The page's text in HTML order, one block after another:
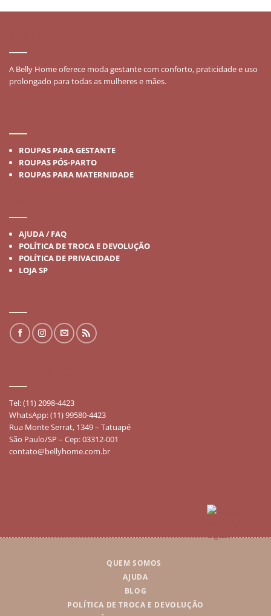
A Belly Home oferece moda gestante com conforto, praticidade e uso
prolongado para todas as mulheres e mães.
ROUPAS PARA GESTANTE
ROUPAS PÓS-PARTO
ROUPAS PARA MATERNIDADE
AJUDA / FAQ
POLÍTICA DE TROCA E DEVOLUÇÃO
POLÍTICA DE PRIVACIDADE
LOJA SP
Tel: (11) 2098-4423
WhatsApp: (11) 99580-4423
Rua Monte Serrat, 1349 – Tatuapé
São Paulo/SP – Cep: 03312-001
contato@bellyhome.com.br
QUEM SOMOS
AJUDA
BLOG
POLÍTICA DE TROCA E DEVOLUÇÃO